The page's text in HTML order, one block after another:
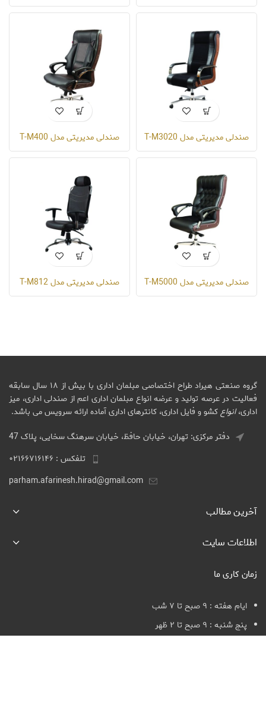
صندلی مدیریتی مدل T-M3020 صندلی مدیریتی مدل T-M400
صندلی مدیریتی مدل T-M5000 صندلی مدیریتی مدل T-M812
گروه صنعتی هیراد طراح اختصاصی مبلمان اداری با بیش از ۱۸ سال سابقه
فعالیت در عرصه تولید و عرضه انواع مبلمان اداری اعم از صندلی اداری، میز
اداری،انواعکشو و فایل اداری، کانترهای اداری آماده ارائه سرویس می باشد.
دفتر مرکزی: تهران، خیابان حافظ، خیابان سرهنگ سخایی، پلاک 47
تلفکس : ۰۲۱۶۶۷۱۶۱۴۶
parham.afarinesh.hirad@gmail.com
آخرین مطالب
اطلاعات سایت
زمان کاری ما
ایام هفته : ۹ صبح تا ۷ شب
پنج شنبه : ۹ صبح تا ۲ ظهر